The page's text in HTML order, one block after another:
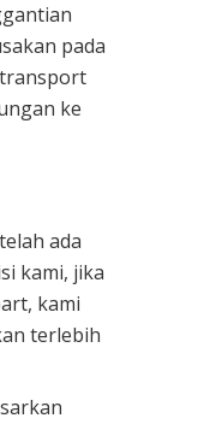
pada
ke
ada
kami, jika
kami
terlebih